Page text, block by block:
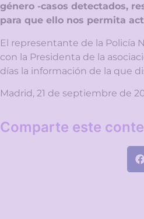
género -casos detectados,
para que ello nos permita
El representante de la Policía
con la Presidenta de la
días la información de la que
Madrid, 21 de septiembre de
Comparte este